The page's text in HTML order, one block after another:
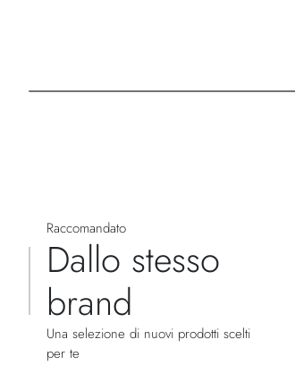
Raccomandato
Dallo stesso
brand
Una selezione di nuovi prodotti scelti
per te